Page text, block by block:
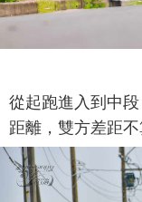
從起跑進入到中
距離，雙方差距不